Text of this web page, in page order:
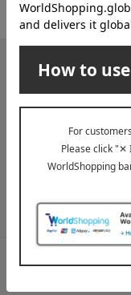
送料無料クーポンやキ
ど、「高島屋オンライ
たします。